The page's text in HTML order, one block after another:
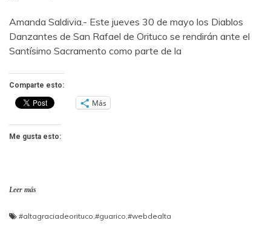
Amanda Saldivia.- Este jueves 30 de mayo los Diablos
Danzantes de San Rafael de Orituco se rendirán ante el
Santísimo Sacramento como parte de la
Comparte esto:
Más
Me gusta esto:
Leer más
#altagraciadeorituco,#guarico,#webdealta